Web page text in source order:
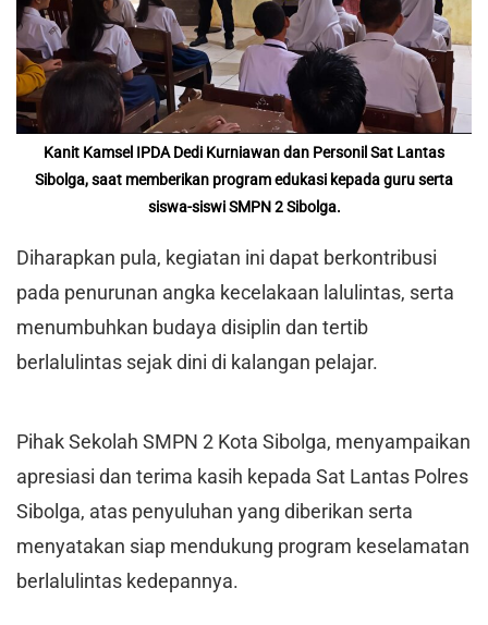
Kanit Kamsel IPDA Dedi Kurniawan dan Personil Sat Lantas
Sibolga, saat memberikan program edukasi kepada guru serta
siswa-siswi SMPN 2 Sibolga.
Diharapkan pula, kegiatan ini dapat berkontribusi
pada penurunan angka kecelakaan lalulintas, serta
menumbuhkan budaya disiplin dan tertib
berlalulintas sejak dini di kalangan pelajar.
Pihak Sekolah SMPN 2 Kota Sibolga, menyampaikan
apresiasi dan terima kasih kepada Sat Lantas Polres
Sibolga, atas penyuluhan yang diberikan serta
menyatakan siap mendukung program keselamatan
berlalulintas kedepannya.